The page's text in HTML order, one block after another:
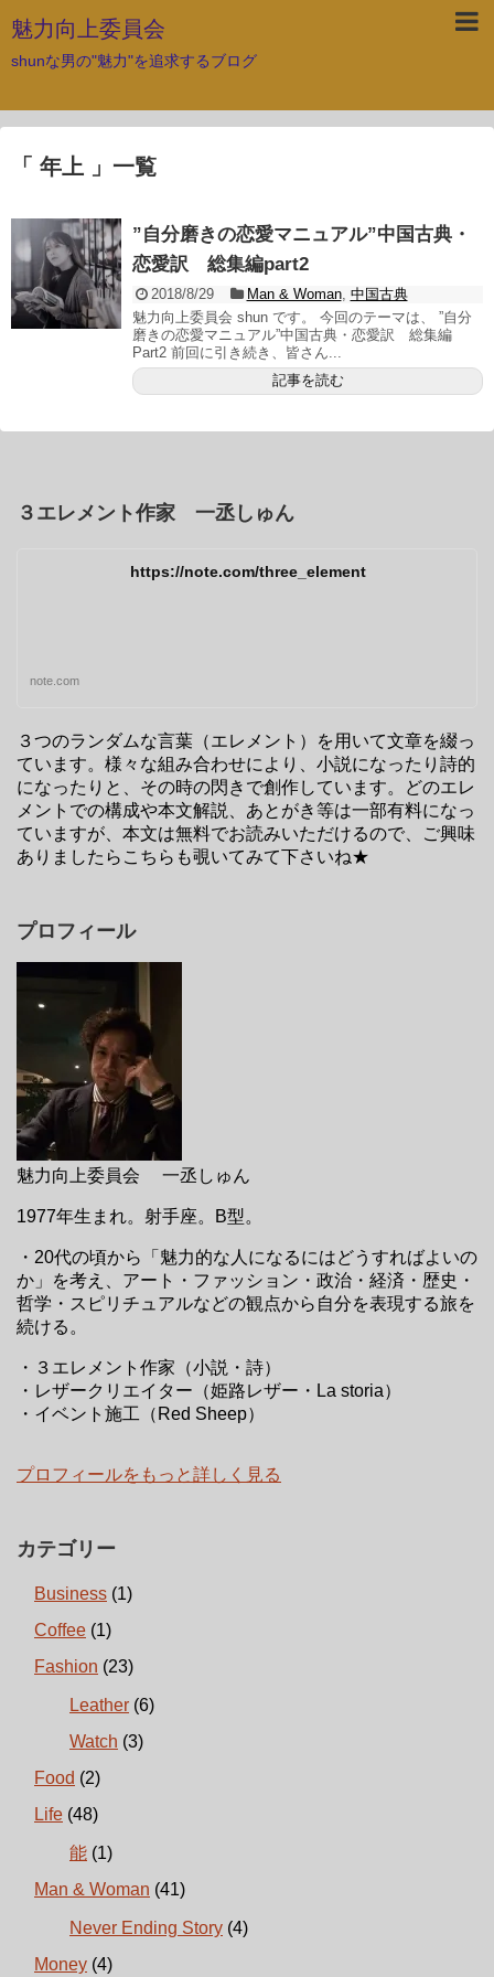
魅力向上委員会
shunな男の"魅力"を追求するブログ
「 年上 」一覧
”自分磨きの恋愛マニュアル”中国古典・
恋愛訳 総集編part2
2018/8/29 Man & Woman, 中国古典
魅力向上委員会 shun です。 今回のテーマは、 ”自分
磨きの恋愛マニュアル”中国古典・恋愛訳 総集編
Part2 前回に引き続き、皆さん...
記事を読む
３エレメント作家 一丞しゅん
https://note.com/three_element
note.com
３つのランダムな言葉（エレメント）を用いて文章を綴っ
ています。様々な組み合わせにより、小説になったり詩的
になったりと、その時の閃きで創作しています。どのエレ
メントでの構成や本文解説、あとがき等は一部有料になっ
ていますが、本文は無料でお読みいただけるので、ご興味
ありましたらこちらも覗いてみて下さいね★
プロフィール
魅力向上委員会 一丞しゅん
1977年生まれ。射手座。B型。
・20代の頃から「魅力的な人になるにはどうすればよいの
か」を考え、アート・ファッション・政治・経済・歴史・
哲学・スピリチュアルなどの観点から自分を表現する旅を
続ける。
・３エレメント作家（小説・詩）
・レザークリエイター（姫路レザー・La storia）
・イベント施工（Red Sheep）
プロフィールをもっと詳しく見る
カテゴリー
Business (1)
Coffee (1)
Fashion (23)
Leather (6)
Watch (3)
Food (2)
Life (48)
能 (1)
Man & Woman (41)
Never Ending Story (4)
Money (4)